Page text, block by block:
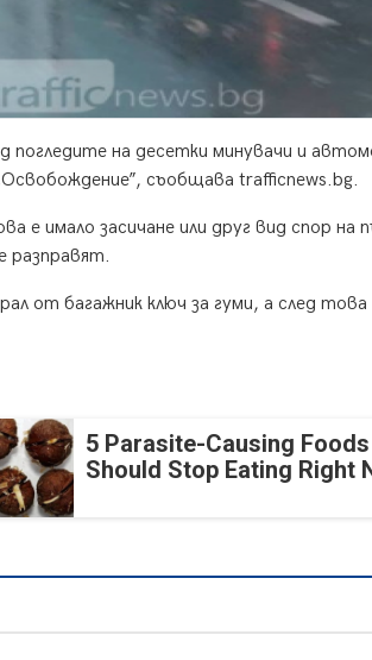
погледите на десетки минувачи и
съобщава trafficnews.bg.
е имало засичане или друг вид спор на
разправят.
от багажник ключ за гуми, а след това
5 Parasite-Causing
Should Stop Eating Right